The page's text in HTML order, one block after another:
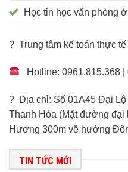
Học tin học văn phòng
? Trung tâm kế toán thực tế
Hotline: 0961.815.368 |
? Địa chỉ: Số 01A45 Đại
Thanh Hóa (Mặt đường
Hương 300m về hướng
TIN TỨC MỚI